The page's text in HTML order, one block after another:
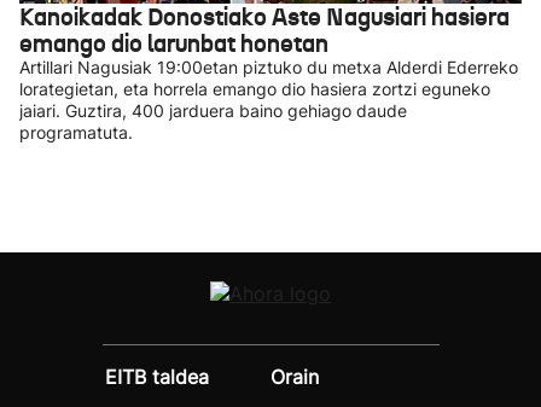
Kanoikadak Donostiako Aste Nagusiari hasiera
emango dio larunbat honetan
Artillari Nagusiak 19:00etan piztuko du metxa Alderdi Ederreko
lorategietan, eta horrela emango dio hasiera zortzi eguneko
jaiari. Guztira, 400 jarduera baino gehiago daude
programatuta.
EITB taldea
Orain